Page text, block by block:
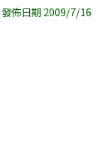
發佈日期 2009/7/16